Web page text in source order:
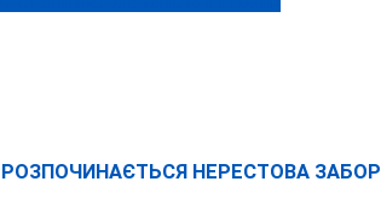
РОЗПОЧИНАЄТЬСЯ НЕРЕСТОВА